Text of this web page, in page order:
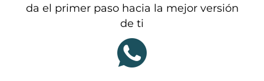
da el primer paso hacia la mejor versión
de ti